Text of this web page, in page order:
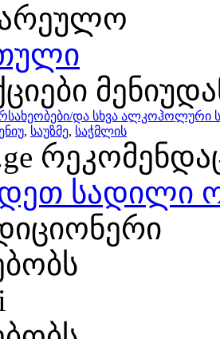
და სხვა ალკოჰოლური
, საუზმე, საჭმლის
სადილი